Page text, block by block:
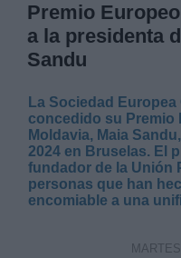
Premio
a la presidenta
Sandu
La Sociedad
concedido su Premio
Moldavia, Maia
2024 en Bruselas. El
fundador de la Unión
personas que han
encomiable a una
Legitimación:
Destinatarios: